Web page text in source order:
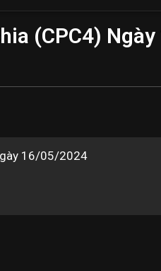
(CPC4)
16/05/2024